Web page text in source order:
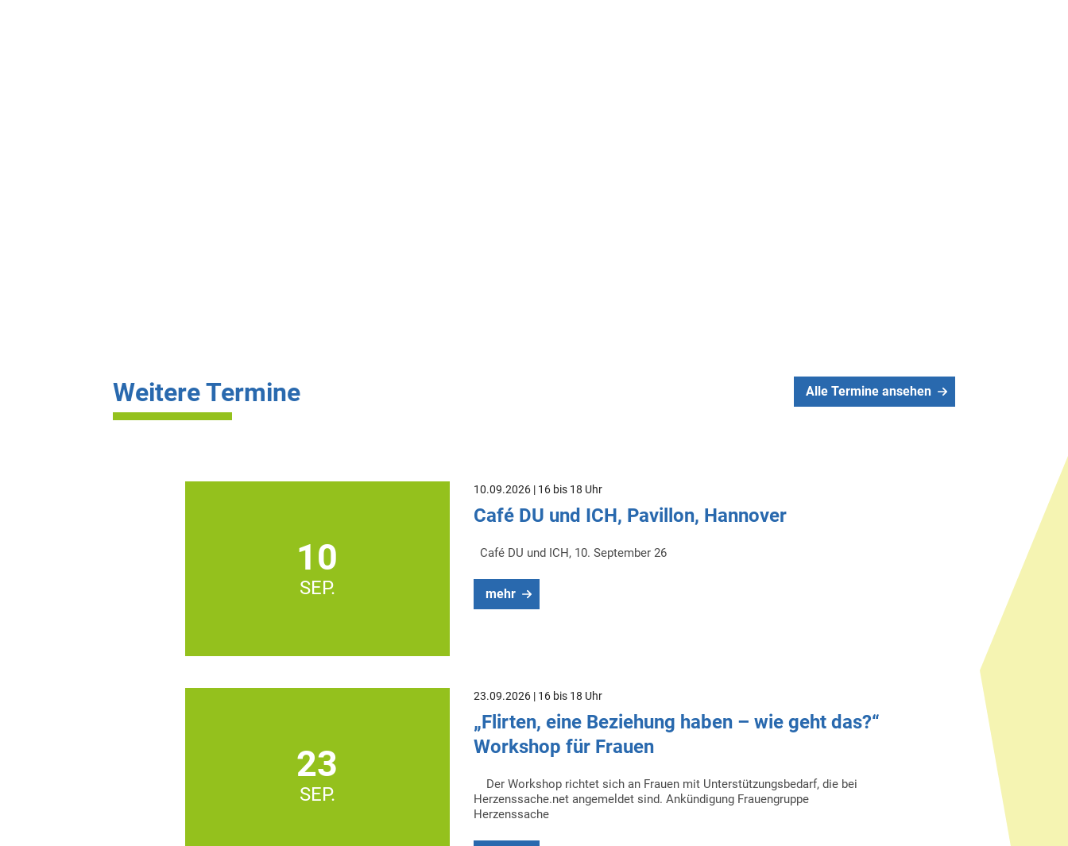
Weitere Termine Alle Termine ansehen
10
SEP.
10.09.2026 | 16 bis 18 Uhr
Café DU und ICH, Pavillon, Hannover
Café DU und ICH, 10. September 26
mehr
23
SEP.
23.09.2026 | 16 bis 18 Uhr
„Flirten, eine Beziehung haben – wie geht das?“
Workshop für Frauen
Der Workshop richtet sich an Frauen mit Unterstützungsbedarf, die bei
Herzenssache.net angemeldet sind. Ankündigung Frauengruppe
Herzenssache